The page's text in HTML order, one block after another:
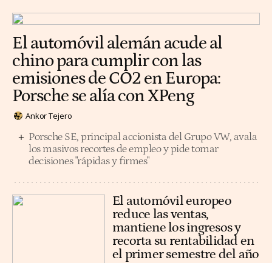
El automóvil alemán acude al
chino para cumplir con las
emisiones de CO2 en Europa:
Porsche se alía con XPeng
Ankor Tejero
Porsche SE, principal accionista del Grupo VW, avala
los masivos recortes de empleo y pide tomar
decisiones "rápidas y firmes"
El automóvil europeo
reduce las ventas,
mantiene los ingresos y
recorta su rentabilidad en
el primer semestre del año